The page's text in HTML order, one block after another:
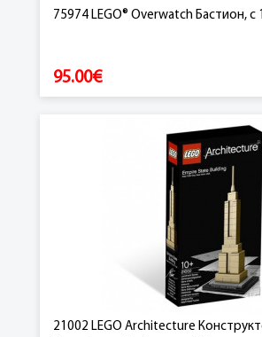
75974 LEGO® Overwatch Бастион, c
95.00€
21002 LEGO Architecture